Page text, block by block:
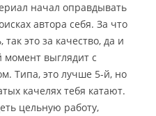
начал оправдывать
автора себя. За что
это за качество, да и
выглядит с
Типа, это лучше 5-й, но
качелях тебя катают.
цельную работу,